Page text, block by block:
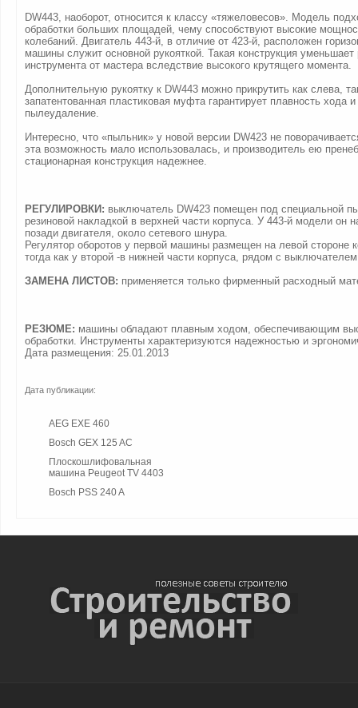
DW443, наоборот, относится к классу «тяжеловесов». Модель
обработки больших площадей, чему способствуют высокие
колебаний. Двигатель 443-й, в отличие от 423-й, расположен
машины служит основной рукояткой. Такая конструкция уменьшает
инструмента от мастера вследствие высокого крутящего момента.
Дополнительную рукоятку к DW443 можно прикрутить как слева,
запатентованная пластиковая муфта гарантирует плавность хода
пылеудаление.
Интересно, что «пыльник» у новой версии DW423 не
эта возможность мало использовалась, и производитель ею
стационарная конструкция надежнее.
РЕГУЛИРОВКИ: выключатель DW423 помещен под специальной
резиновой накладкой в верхней части корпуса. У 443-й модели он
позади двигателя, около сетевого шнура.
Регулятор оборотов у первой машины размещен на левой стороне
тогда как у второй -в нижней части корпуса, рядом с
ЗАМЕНА ЛИСТОВ: применяется только фирменный расходный
РЕЗЮМЕ: машины обладают плавным ходом, обеспечивающим
обработки. Инструменты характеризуются надежностью и
Дата размещения: 25.01.2013
Дата публикации:
AEG EXE 460
Bosch GEX 125 AC
Плоскошлифовальная
машина Peugeot TV 4403
Bosch PSS 240 A